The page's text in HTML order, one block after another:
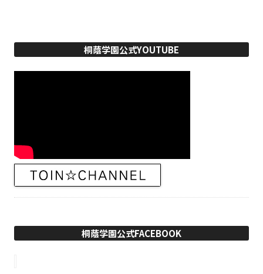
桐蔭学園公式YOUTUBE
桐蔭学園公式FACEBOOK